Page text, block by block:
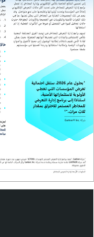
T
n
a